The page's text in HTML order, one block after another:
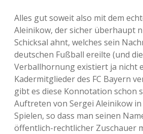
Alles gut soweit also mit dem
Aleinikow, der sicher überhaupt
Schicksal ahnt, welches sein
deutschen Fußball ereilte (und
Verballhornung existiert ja nicht
Kadermitglieder des FC Bayern
gibt es diese Konnotation schon
Auftreten von Sergei Aleinikow
Spielen, so dass man seinen
öffentlich-rechtlicher Zuschauer